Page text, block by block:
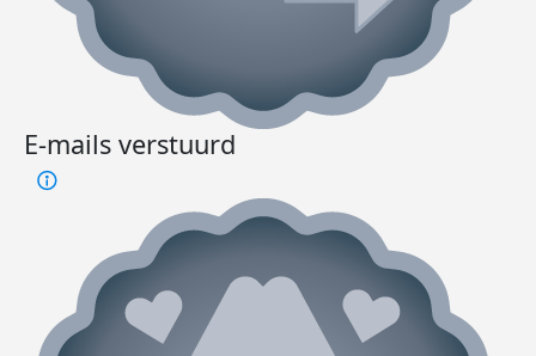
E-mails verstuurd